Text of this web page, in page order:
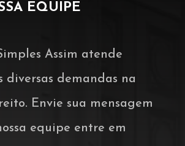
EQUIPE
Assim atende
diversas demandas na
Envie sua mensagem
equipe entre em